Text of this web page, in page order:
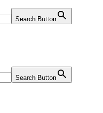
Search Button
Search Button